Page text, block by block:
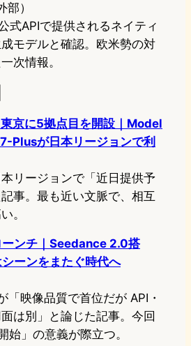
部）
式APIで提供されるネイティ
モデルと確認。欧米勢の対
次情報。
京に5拠点目を開設｜Model
Plusが日本リージョンで利
リージョンで「近日提供予
事。最も近い文脈で、相互
。
ンチ｜Seedance 2.0搭
ーンをまたぐ時代へ
「映像品質で首位だが API・
は別」と論じた記事。今回
始」の意義が際立つ。